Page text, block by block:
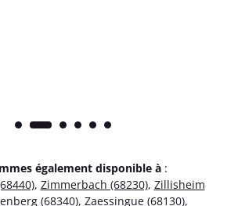
également disponible à :
, Zimmerbach (68230), Zillisheim
(68340), Zaessingue (68130),